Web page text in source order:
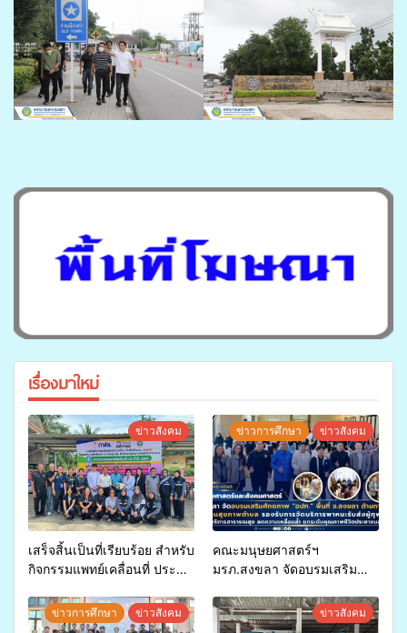
เรื่องมาใหม่
ข่าวสังคม
เสร็จสิ้นเป็นที่เรียบร้อย สำหรับ
กิจกรรมแพทย์เคลื่อนที่ ประจำ
สุขภาพแก่ประชาชนในพื้นที่
อำเภอจะนะ
ข่าวการศึกษา ข่าวสังคม
คณะมนุษยศาสตร์ฯ
มรภ.สงขลา จัดอบรมเสริม
จ่ายงบกองทุนสุขภาพตำบล
รองรับการจัดบริการพาหนะรับ
ข่าวการศึกษา ข่าวสังคม ข่าวสังคม